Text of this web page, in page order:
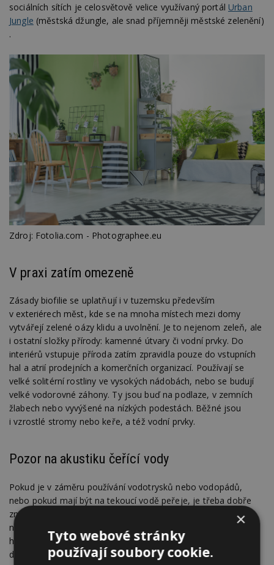
sociálních sítích je celosvětově velice využívaný portál Urban
Jungle (městská džungle, ale snad příjemněji městské zelenění)
.
Zdroj: Fotolia.com - Photographee.eu
V praxi zatím omezeně
Zásady biofilie se uplatňují i v tuzemsku především
v exteriérech měst, kde se na mnoha místech mezi domy
vytvářejí zelené oázy klidu a uvolnění. Je to nejenom zeleň, ale
i ostatní složky přírody: kamenné útvary či vodní prvky. Do
interiérů vstupuje příroda zatím zpravidla pouze do vstupních
hal a atrií prodejních a komerčních organizací. Používají se
velké solitérní rostliny ve vysokých nádobách, nebo se budují
velké vodorovné záhony. Ty jsou buď na podlaze, v zemních
žlabech nebo vyvýšené na nízkých podestách. Běžné jsou
i vzrostlé stromy nebo keře, a též vodní prvky.
Pozor na akustiku čeřící vody
Pokud je v záměru používání vodotrysků nebo vodopádů,
nebo pokud mají být na tekoucí vodě peřeje, je třeba dobře
znát akustické vlastnosti prostoru, aby po výstavbě
nedocházelo v přilehlých pracovních prostorech k rušivému
hluku. Vodorovné záhony nebo prostory se stromy bývají
doplňovány sedacím nábytkem a stolky a slouží k odpočinku
×
Tyto webové stránky
používají soubory cookie.